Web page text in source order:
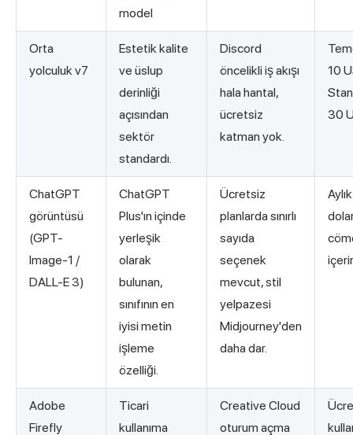
model
Orta
yolculuk v7
Estetik kalite
ve üslup
derinliği
açısından
sektör
standardı.
Discord
öncelikli iş akışı
hala hantal,
ücretsiz
katman yok.
10
30
ChatGPT
görüntüsü
(GPT-
Image-1 /
DALL-E 3)
ChatGPT
Plus'ın içinde
yerleşik
olarak
bulunan,
sınıfının en
iyisi metin
işleme
özelliği.
Ücretsiz
planlarda sınırlı
sayıda
seçenek
mevcut, stil
yelpazesi
Midjourney'den
daha dar.
Adobe
Firefly
Ticari
kullanıma
Creative Cloud
oturum açma